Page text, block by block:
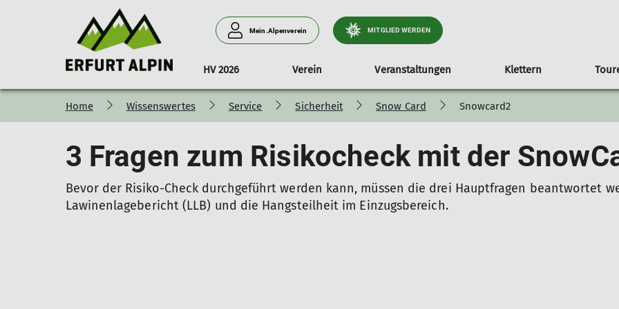
Mein.Alpenverein MITGLIED WERDEN
HV 2026 Verein
Vorstand Tourenleiter Vereinsleben
Geschäftsstelle
Veranstaltungen
Jahreskalender
AGB Touren/Veranstaltungen
Trainingszeiten
Klettern
Die Trainer, Gruppen- und Übungsleiter
Touren 2026 Touren 2025 Touren 2024
Ausleihe
Ausleihe Literatur
Download Dokumente
Home Wissenswertes Service Sicherheit Snow Card Snowcard2
3 Fragen zum Risikocheck mit der
Bevor der Risiko-Check durchgeführt werden kann, müssen die drei Hauptfragen beantwortet
Lawinenlagebericht (LLB) und die Hangsteilheit im Einzugsbereich.